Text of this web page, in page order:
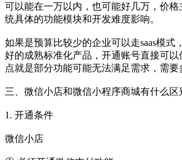
可以能在一万以内，也可能好几万，价
统具体的功能模块和开发难度影响。
如果是预算比较少的企业可以走saas模式
好的成熟标准化产品，开通账号直接可
点就是部分功能可能无法满足需求，需要
三、微信小店和微信小程序商城有什么区
1. 开通条件
微信小店